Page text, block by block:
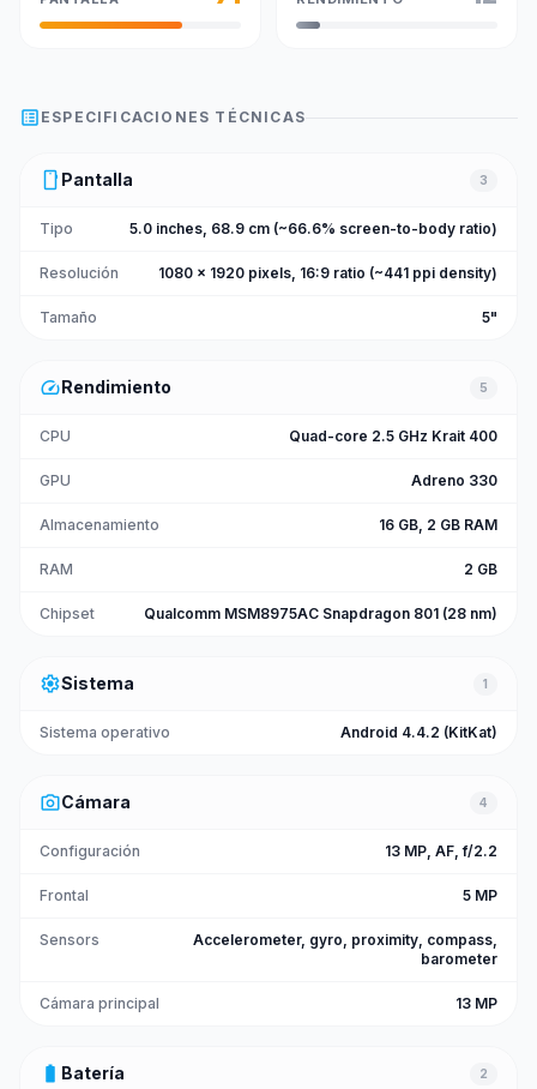
list_alt ESPECIFICACIONES TÉCNICAS
smartphone Pantalla 3
Tipo 5.0 inches, 68.9 cm (~66.6% screen-to-body ratio)
Resolución 1080 x 1920 pixels, 16:9 ratio (~441 ppi density)
Tamaño 5"
speedRendimiento 5
CPU Quad-core 2.5 GHz Krait 400
GPU Adreno 330
Almacenamiento 16 GB, 2 GB RAM
RAM 2 GB
Chipset Qualcomm MSM8975AC Snapdragon 801 (28 nm)
settingsSistema 1
Sistema operativo Android 4.4.2 (KitKat)
photo_cameraCámara 4
Configuración 13 MP, AF, f/2.2
Frontal 5 MP
Sensors
Accelerometer, gyro, proximity, compass,
barometer
Cámara principal 13 MP
battery_full Batería 2